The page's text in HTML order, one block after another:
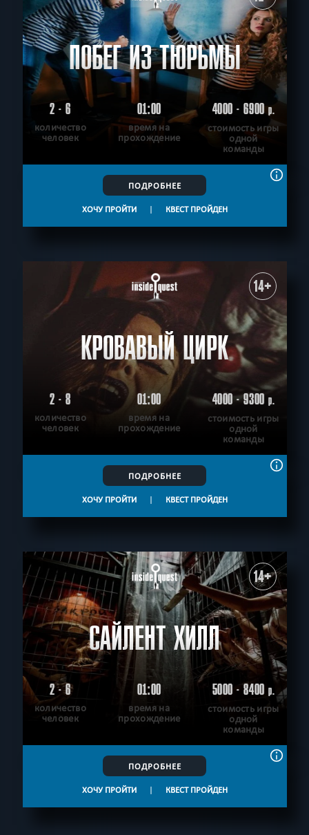
ПОБЕГ ИЗ ТЮРЬМЫ
2 - 6
количество
человек
01:00
время на
прохождение
4000 - 6900р.
стоимость игры
одной
команды
ПОДРОБНЕЕ
ХОЧУ ПРОЙТИ | КВЕСТ ПРОЙДЕН
14+
КРОВАВЫЙ ЦИРК
2 - 8
количество
человек
01:00
время на
прохождение
4000 - 9300р.
стоимость игры
одной
команды
ПОДРОБНЕЕ
ХОЧУ ПРОЙТИ | КВЕСТ ПРОЙДЕН
14+
САЙЛЕНТ ХИЛЛ
2 - 6
количество
человек
01:00
время на
прохождение
5000 - 8400р.
стоимость игры
одной
команды
ПОДРОБНЕЕ
ХОЧУ ПРОЙТИ | КВЕСТ ПРОЙДЕН